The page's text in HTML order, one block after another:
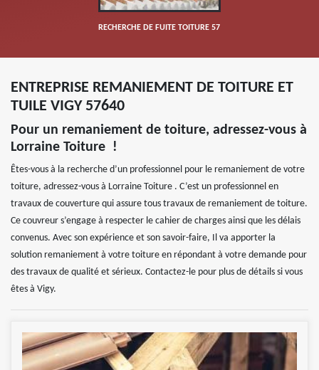
RECHERCHE DE FUITE TOITURE 57
ENTREPRISE REMANIEMENT DE TOITURE ET
TUILE VIGY 57640
Pour un remaniement de toiture, adressez-vous à
Lorraine Toiture !
Êtes-vous à la recherche d’un professionnel pour le remaniement de votre
toiture, adressez-vous à Lorraine Toiture . C’est un professionnel en
travaux de couverture qui assure tous travaux de remaniement de toiture.
Ce couvreur s’engage à respecter le cahier de charges ainsi que les délais
convenus. Avec son expérience et son savoir-faire, Il va apporter la
solution remaniement à votre toiture en répondant à votre demande pour
des travaux de qualité et sérieux. Contactez-le pour plus de détails si vous
êtes à Vigy.